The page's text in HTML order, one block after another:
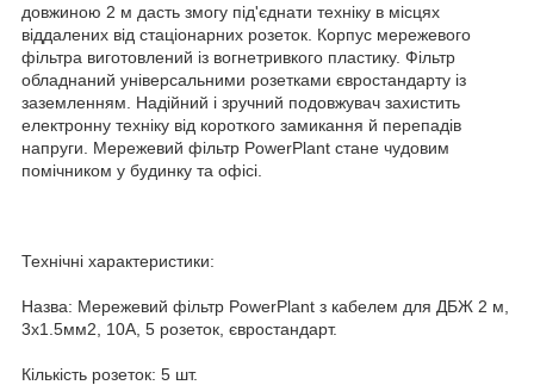
довжиною 2 м дасть змогу під'єднати техніку в місцях
віддалених від стаціонарних розеток. Корпус мережевого
фільтра виготовлений із вогнетривкого пластику. Фільтр
обладнаний універсальними розетками євростандарту із
заземленням. Надійний і зручний подовжувач захистить
електронну техніку від короткого замикання й перепадів
напруги. Мережевий фільтр PowerPlant стане чудовим
помічником у будинку та офісі.
Технічні характеристики:
Назва: Мережевий фільтр PowerPlant з кабелем для ДБЖ 2 м,
3x1.5мм2, 10А, 5 розеток, євростандарт.
Кількість розеток: 5 шт.